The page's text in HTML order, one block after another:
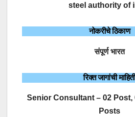
steel authority of
नोकरीचे ठिकाण
संपूर्ण भारत
रिक्त जागांची
Senior Consultant – 02 Post,
Posts